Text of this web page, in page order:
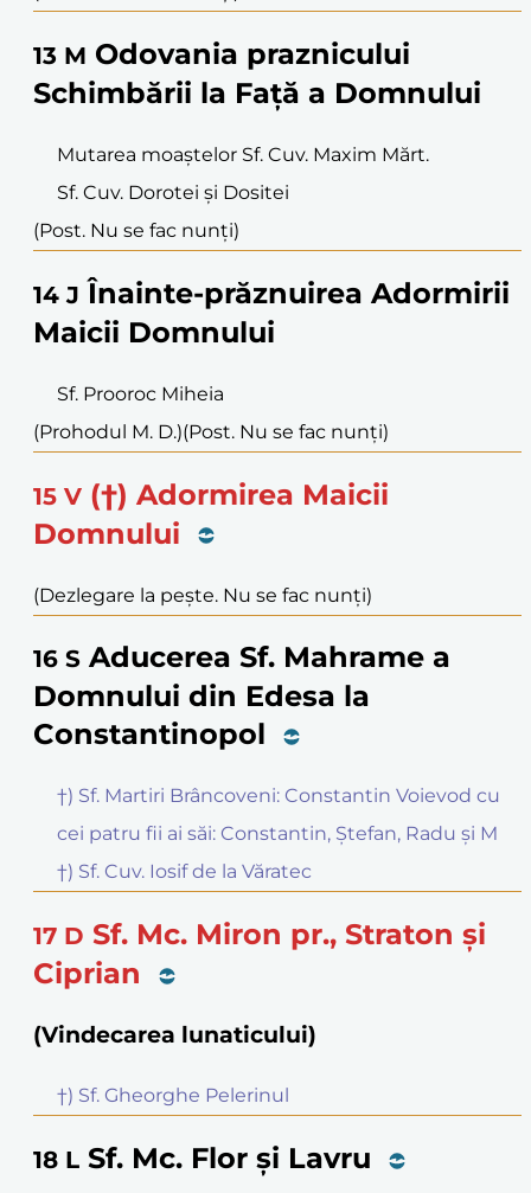
13 M Odovania praznicului
Schimbării la Față a Domnului
Mutarea moaștelor Sf. Cuv. Maxim Mărt.
Sf. Cuv. Dorotei și Dositei
(Post. Nu se fac nunți)
14 J Înainte-prăznuirea Adormirii
Maicii Domnului
Sf. Prooroc Miheia
(Prohodul M. D.)(Post. Nu se fac nunți)
15 V (†) Adormirea Maicii
Domnului
(Dezlegare la pește. Nu se fac nunți)
16 S Aducerea Sf. Mahrame a
Domnului din Edesa la
Constantinopol
†) Sf. Martiri Brâncoveni: Constantin Voievod cu
cei patru fii ai săi: Constantin, Ștefan, Radu și M
†) Sf. Cuv. Iosif de la Văratec
17 D Sf. Mc. Miron pr., Straton și
Ciprian
(Vindecarea lunaticului)
†) Sf. Gheorghe Pelerinul
18 L Sf. Mc. Flor și Lavru